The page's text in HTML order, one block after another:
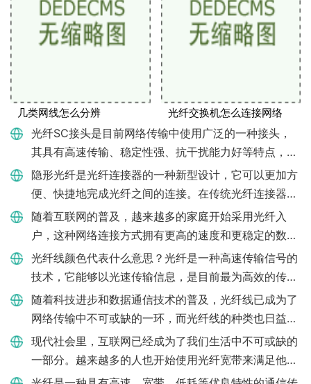
几类网线怎么分辨 光纤交换机怎么连接网络
光纤SC接头是目前网络传输中使用广泛的一种接头，
其具有高速传输、稳定性强、抗干扰能力好等特点，被
广泛应用于许多领域，如电信、互联网、银行、保险
等。随着科技的不断发展，
隐形光纤是光纤连接器的一种新型设计，它可以更加方
便、快捷地完成光纤之间的连接。在传统光纤连接器
中，需要使用金属接头将不同光纤连接起来，但是这种
方式在连接过程中容易
随着互联网的普及，越来越多的家庭开始采用光纤入
户，这种网络连接方式拥有更高的速度和更稳定的数据
传输性能。在安装好光纤后，如何正确设置光纤入户路
由器呢？本文将为您详
光纤线颜色代表什么意思？光纤是一种高速传输信号的
技术，它能够以光速传输信息，是目前最为高效的传输
方式之一。该技术常用于电话通信、互联网、医疗领域
等方面，而在光纤传
随着科技进步和数据通信技术的普及，光纤线已成为了
网络传输中不可或缺的一环，而光纤线的种类也日益丰
富，其中包括单模和多模两种。如何区分单模光纤和多
模光纤呢？单模光纤
现代社会里，互联网已经成为了我们生活中不可或缺的
一部分。越来越多的人也开始使用光纤宽带来满足他们
对网络速度的需求。在家庭网络的配置中，光猫是必不